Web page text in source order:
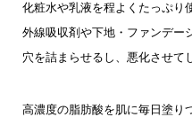
化粧水や乳液を程よくたっぷり
外線吸収剤や下地・ファンデー
穴を詰まらせるし、悪化させて
高濃度の脂肪酸を 肌に毎日塗り